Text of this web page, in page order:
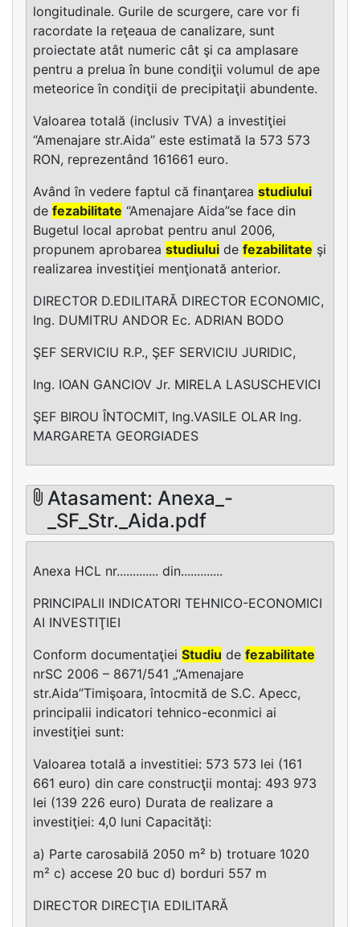
longitudinale. Gurile de scurgere, care vor fi
racordate la reţeaua de canalizare, sunt
proiectate atât numeric cât şi ca amplasare
pentru a prelua în bune condiţii volumul de ape
meteorice în condiţii de precipitaţii abundente.
Valoarea totală (inclusiv TVA) a investiţiei
“Amenajare str.Aida” este estimată la 573 573
RON, reprezentând 161661 euro.
Având în vedere faptul că finanţarea studiului
de fezabilitate “Amenajare Aida”se face din
Bugetul local aprobat pentru anul 2006,
propunem aprobarea studiului de fezabilitate şi
realizarea investiţiei menţionată anterior.
DIRECTOR D.EDILITARĂ DIRECTOR ECONOMIC,
Ing. DUMITRU ANDOR Ec. ADRIAN BODO
ŞEF SERVICIU R.P., ŞEF SERVICIU JURIDIC,
Ing. IOAN GANCIOV Jr. MIRELA LASUSCHEVICI
ŞEF BIROU ÎNTOCMIT, Ing.VASILE OLAR Ing.
MARGARETA GEORGIADES
Atasament: Anexa_-
_SF_Str._Aida.pdf
Anexa HCL nr............. din.............
PRINCIPALII INDICATORI TEHNICO-ECONOMICI
AI INVESTIŢIEI
Conform documentaţiei Studiu de fezabilitate
nrSC 2006 – 8671/541 „“Amenajare
str.Aida”Timişoara, întocmită de S.C. Apecc,
principalii indicatori tehnico-econmici ai
investiţiei sunt:
Valoarea totală a investitiei: 573 573 lei (161
661 euro) din care construcţii montaj: 493 973
lei (139 226 euro) Durata de realizare a
investiţiei: 4,0 luni Capacităţi:
a) Parte carosabilă 2050 m² b) trotuare 1020
m² c) accese 20 buc d) borduri 557 m
DIRECTOR DIRECŢIA EDILITARĂ